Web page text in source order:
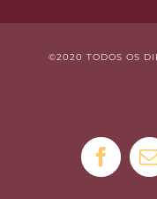
©2020 TODOS OS